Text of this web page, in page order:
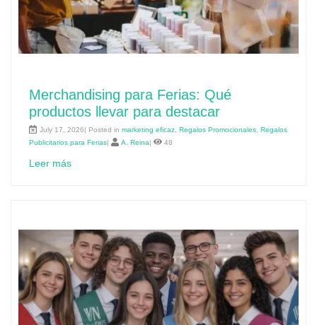
Merchandising para Ferias: Qué
productos llevar para destacar
July 17, 2026| Posted in marketing eficaz Regalos Promocionales Regalos
Publicitarios para Ferias| A. Reina| 48
Leer más